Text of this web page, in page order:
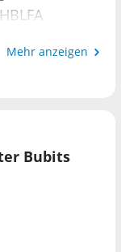
Mehr anzeigen
Bubits